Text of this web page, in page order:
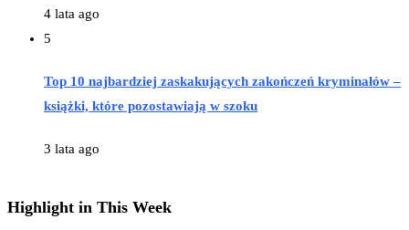
4 lata ago
5
Top 10 najbardziej zaskakujących zakończeń kryminałów –
książki, które pozostawiają w szoku
3 lata ago
Highlight in This Week